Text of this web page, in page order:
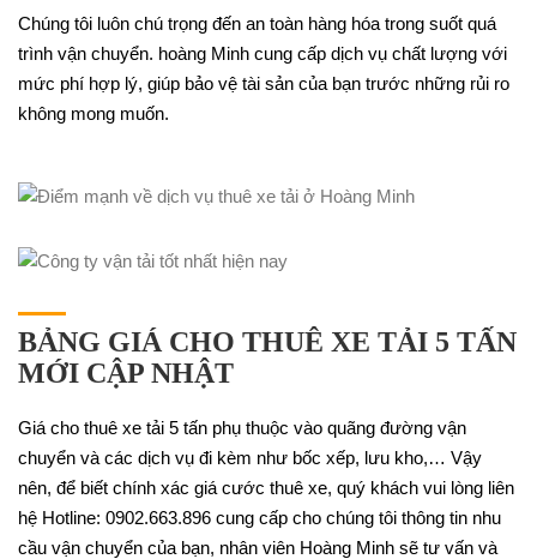
Chúng tôi luôn chú trọng đến an toàn hàng hóa trong suốt quá
trình vận chuyển. hoàng Minh cung cấp dịch vụ chất lượng với
mức phí hợp lý, giúp bảo vệ tài sản của bạn trước những rủi ro
không mong muốn.
BẢNG GIÁ CHO THUÊ XE TẢI 5 TẤN
MỚI CẬP NHẬT
Giá cho thuê xe tải 5 tấn phụ thuộc vào quãng đường vận
chuyển và các dịch vụ đi kèm như bốc xếp, lưu kho,… Vậy
nên, để biết chính xác giá cước thuê xe, quý khách vui lòng liên
hệ Hotline: 0902.663.896 cung cấp cho chúng tôi thông tin nhu
cầu vận chuyển của bạn, nhân viên Hoàng Minh sẽ tư vấn và